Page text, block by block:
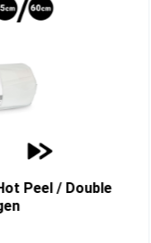
Peel / Double